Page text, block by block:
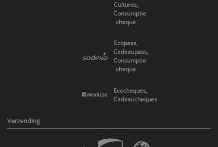
Cultures,
Consumptie
cheque
Ecopass,
Cadeaupass,
Consumptie
cheque
Ecocheques,
Cadeaucheques
Verzending